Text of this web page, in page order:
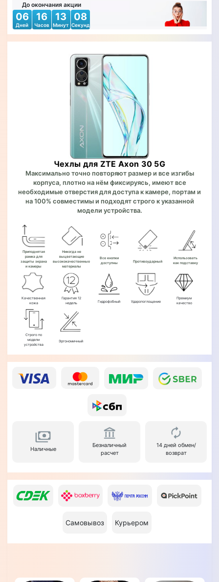
До окончания акции
06
Дней
16
Часов
13
Минут
06
Секунд
Чехлы для ZTE Axon 30 5G
Максимально точно повторяют размер и все изгибы
корпуса, плотно на нём фиксируясь, имеют все
необходимые отверстия для доступа к камере, портам и
на 100% совместимы и подходят строго к указанной
модели устройства.
Приподнятая
рамка для
защиты экрана
и камеры
Никогда не
выцветающие
высококачественные
материалы
Все кнопки
доступны
Противоударный
Использовать
как подставку
Качественная
кожа
Гарантия 12
недель
Гидрофобный Ударопоглощение
Премиум
качество
Строго по
модели
устройства
Эргономичный
Наличные
Безналичный
расчет
14 дней обмен/
возврат
Самовывоз Курьером